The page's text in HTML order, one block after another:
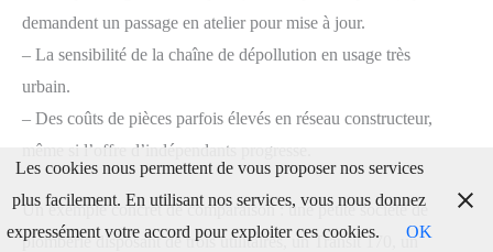
demandent un passage en atelier pour mise à jour.
– La sensibilité de la chaîne de dépollution en usage très
urbain.
– Des coûts de pièces parfois élevés en réseau constructeur,
même si l’offre d’indépendants progresse.
Un exemple concret de comparaison : une petite société de
plomberie disposant de trois utilitaires, un Transit 170, un
Les cookies nous permettent de vous proposer nos services
plus facilement. En utilisant nos services, vous nous donnez
expressément votre accord pour exploiter ces cookies.
OK